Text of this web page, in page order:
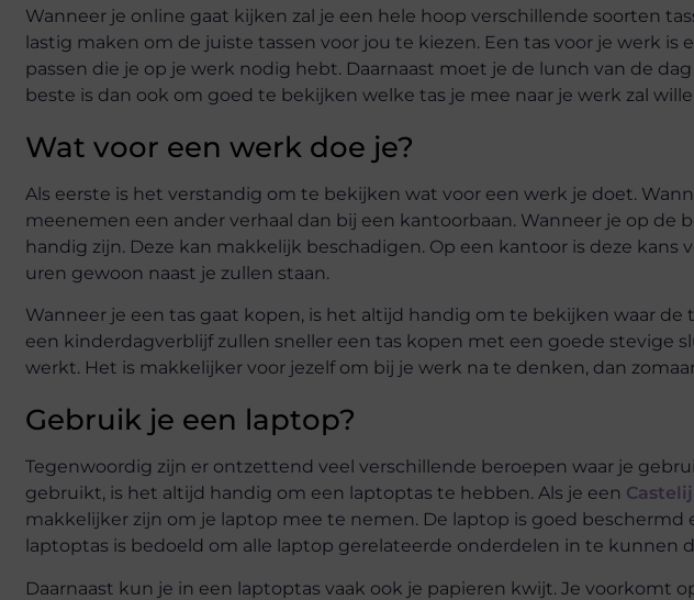
Wanneer je online gaat kijken zal je een hele hoop verschillende soorten
lastig maken om de juiste tassen voor jou te kiezen. Een tas voor je werk is
passen die je op je werk nodig hebt. Daarnaast moet je de lunch van de
beste is dan ook om goed te bekijken welke tas je mee naar je werk zal
Wat voor een werk doe je?
Als eerste is het verstandig om te bekijken wat voor een werk je doet.
meenemen een ander verhaal dan bij een kantoorbaan. Wanneer je op de
handig zijn. Deze kan makkelijk beschadigen. Op een kantoor is deze kans
uren gewoon naast je zullen staan.
Wanneer je een tas gaat kopen, is het altijd handig om te bekijken waar
een kinderdagverblijf zullen sneller een tas kopen met een goede stevige
werkt. Het is makkelijker voor jezelf om bij je werk na te denken, dan
Gebruik je een laptop?
Tegenwoordig zijn er ontzettend veel verschillende beroepen waar je
gebruikt, is het altijd handig om een laptoptas te hebben. Als je een
makkelijker zijn om je laptop mee te nemen. De laptop is goed beschermd
laptoptas is bedoeld om alle laptop gerelateerde onderdelen in te kunnen
Daarnaast kun je in een laptoptas vaak ook je papieren kwijt. Je voorkomt